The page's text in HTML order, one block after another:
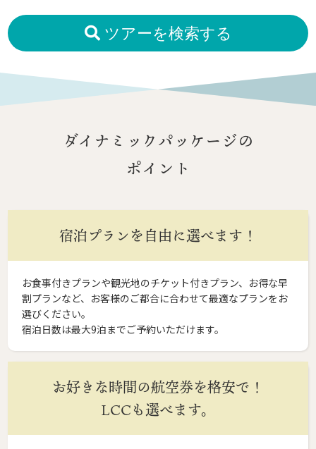
ツアーを検索する
ダイナミックパッケージの
ポイント
宿泊プランを自由に選べます！
お食事付きプランや観光地のチケット付きプラン、お得な早
割プランなど、お客様のご都合に合わせて最適なプランをお
選びください。
宿泊日数は最大9泊までご予約いただけます。
お好きな時間の航空券を格安で！
LCCも選べます。